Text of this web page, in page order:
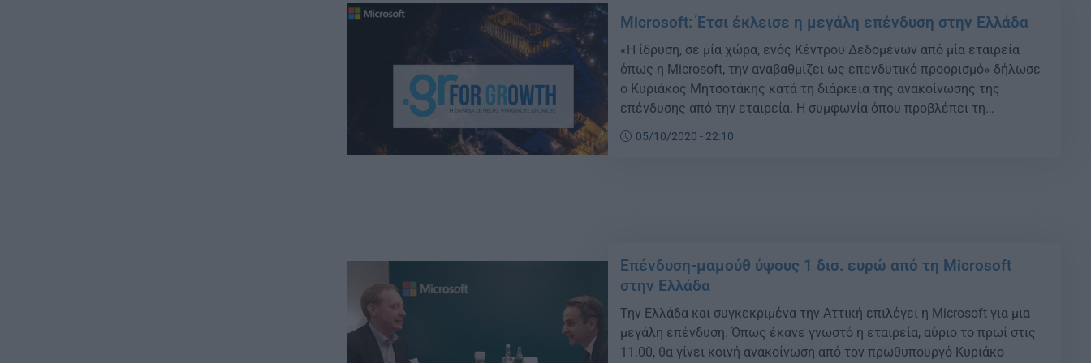
Microsoft: Έτσι έκλεισε η μεγάλη επένδυση στην Ελλάδα
«Η ίδρυση, σε μία χώρα, ενός Κέντρου Δεδομένων από μία εταιρεία
όπως η Microsoft, την αναβαθμίζει ως επενδυτικό προορισμό» δήλωσε
ο Κυριάκος Μητσοτάκης κατά τη διάρκεια της ανακοίνωσης της
επένδυσης από την εταιρεία. Η συμφωνία όπου προβλέπει τη
δημιουργία του πρώτου συμπλέγματος datacenter στη χώρα μας (data
center region), βάζει την Ελλάδα στο επίκεντρο των […]
05/10/2020 - 22:10
Επένδυση-μαμούθ ύψους 1 δισ. ευρώ από τη Microsoft
στην Ελλάδα
Την Ελλάδα και συγκεκριμένα την Αττική επιλέγει η Microsoft για μια
μεγάλη επένδυση. Όπως έκανε γνωστό η εταιρεία, αύριο το πρωί στις
11.00, θα γίνει κοινή ανακοίνωση από τον πρωθυπουργό Κυριάκο